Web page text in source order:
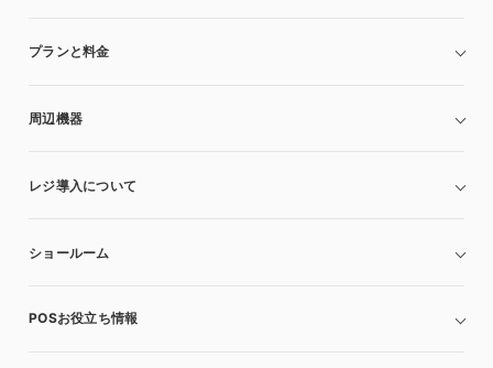
プランと料金
周辺機器
レジ導入について
ショールーム
POSお役立ち情報